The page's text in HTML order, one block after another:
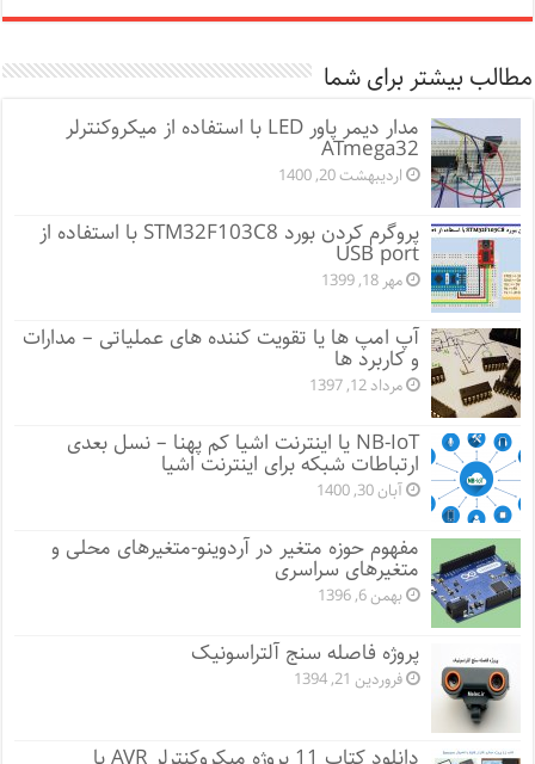
مطالب بیشتر برای شما
مدار دیمر پاور LED با استفاده از میکروکنترلر
ATmega32
اردیبهشت 20, 1400
پروگرم کردن بورد STM32F103C8 با استفاده از
USB port
مهر 18, 1399
آپ امپ ها یا تقویت کننده های عملیاتی – مدارات
و کاربرد ها
مرداد 12, 1397
NB-IoT یا اینترنت اشیا کم پهنا – نسل بعدی
ارتباطات شبکه برای اینترنت اشیا
آبان 30, 1400
مفهوم حوزه متغیر در آردوینو-متغیرهای محلی و
متغیرهای سراسری
بهمن 6, 1396
پروژه فاصله سنج آلتراسونیک
فروردین 21, 1394